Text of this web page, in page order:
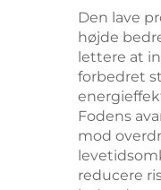
Den lave
højde
lettere at
forbedret
Fodens
mod
reducere